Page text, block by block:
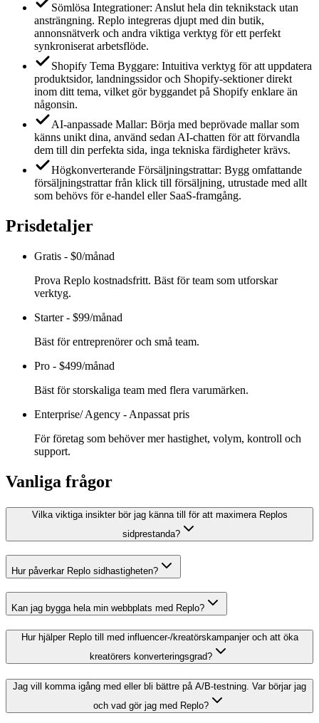
Sömlösa Integrationer: Anslut hela din teknikstack utan
ansträngning. Replo integreras djupt med din butik,
annonsnätverk och andra viktiga verktyg för ett perfekt
synkroniserat arbetsflöde.
Shopify Tema Byggare: Intuitiva verktyg för att uppdatera
produktsidor, landningssidor och Shopify-sektioner direkt
inom ditt tema, vilket gör byggandet på Shopify enklare än
någonsin.
AI-anpassade Mallar: Börja med beprövade mallar som
känns unikt dina, använd sedan AI-chatten för att förvandla
dem till din perfekta sida, inga tekniska färdigheter krävs.
Högkonverterande Försäljningstrattar: Bygg omfattande
försäljningstrattar från klick till försäljning, utrustade med allt
som behövs för e-handel eller SaaS-framgång.
Prisdetaljer
Gratis - $0/månad
Prova Replo kostnadsfritt. Bäst för team som utforskar
verktyg.
Starter- $99/månad
Bäst för entreprenörer och små team.
Pro - $499/månad
Bäst för storskaliga team med flera varumärken.
Enterprise/ Agency - Anpassat pris
För företag som behöver mer hastighet, volym, kontroll och
support.
Vanliga frågor
Vilka viktiga insikter bör jag känna till för att maximera Replos
sidprestanda?
Hur påverkar Replo sidhastigheten?
Kan jag bygga hela min webbplats med Replo?
Hur hjälper Replo till med influencer-/kreatörskampanjer och att öka
kreatörers konverteringsgrad?
Jag vill komma igång med eller bli bättre på A/B-testning. Var börjar jag
och vad gör jag med Replo?